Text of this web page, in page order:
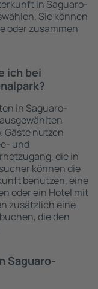
in Saguaro-
Sie können
oder zusammen
ich bei
in Saguaro-
Gäste nutzen
und
die in
können die
benutzen, eine
oder ein Hotel mit
zusätzlich eine
die den
Saguaro-